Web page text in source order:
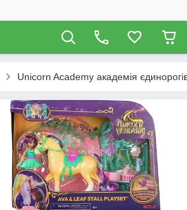
Unicorn Academy академія